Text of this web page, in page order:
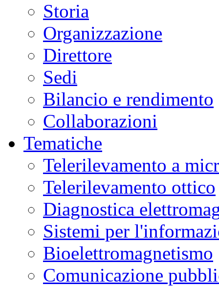
Storia
Organizzazione
Direttore
Sedi
Bilancio e rendimento
Collaborazioni
Tematiche
Telerilevamento a
Telerilevamento ottico
Diagnostica
Sistemi per
Bioelettromagnetismo
Comunicazione